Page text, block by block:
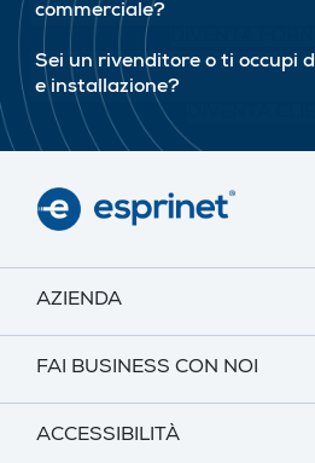
commerciale?
Sei un rivenditore o ti occupi
e installazione?
AZIENDA
FAI BUSINESS CON NOI
ACCESSIBILITÀ